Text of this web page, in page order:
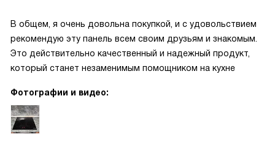
В общем, я очень довольна покупкой, и с удовольствием
рекомендую эту панель всем своим друзьям и знакомым.
Это действительно качественный и надежный продукт,
который станет незаменимым помощником на кухне
Фотографии и видео: